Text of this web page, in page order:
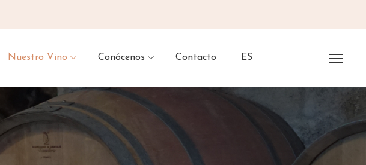
Nuestro Vino Conócenos Contacto ES